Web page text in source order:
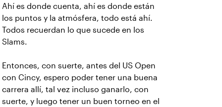
Ahí es donde cuenta, ahí es donde están
los puntos y la atmósfera, todo está ahí.
Todos recuerdan lo que sucede en los
Slams.
Entonces, con suerte, antes del US Open
con Cincy, espero poder tener una buena
carrera allí, tal vez incluso ganarlo, con
suerte, y luego tener un buen torneo en el